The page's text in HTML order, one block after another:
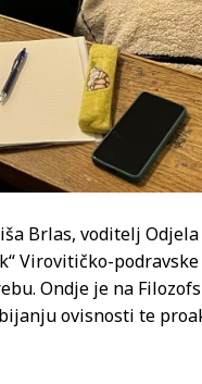
Brlas, voditelj
Virovitičko-
Ondje je na
ovisnosti te